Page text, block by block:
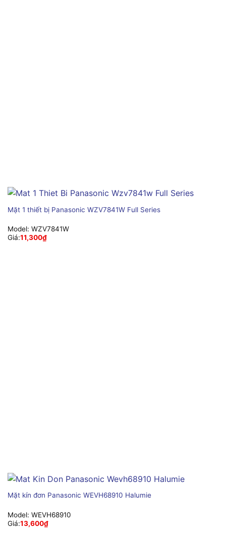
Mặt 1 thiết bị Panasonic WZV7841W Full Series
Model: WZV7841W
Giá:11,300₫
Mặt kín đơn Panasonic WEVH68910 Halumie
Model: WEVH68910
Giá:13,600₫